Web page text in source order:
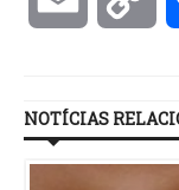
NOTÍCIAS